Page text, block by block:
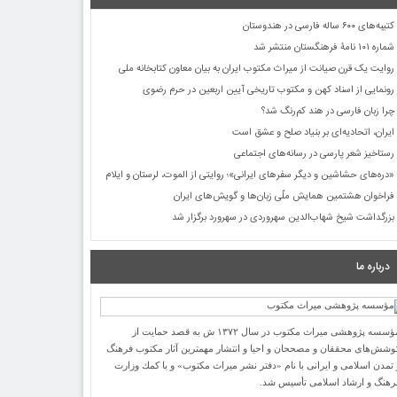
کتیبه‌های ۶۰۰ ساله فارسی در هندوستان
شماره ۱۰۱ نامۀ فرهنگستان منتشر شد
روایت یک قرن صیانت از میراث مکتوب ایران به بیان معاون کتابخانه ملی
رونمایی از اسناد کهن و مکتوب تاریخی آیین اربعین در حرم رضوی
چرا زبان فارسی در هند کم‌رنگ شد؟
ایران، اتحادیه‌ای بر بنیاد صلح و عشق است
رستاخیز شعر پارسی در رسانه‌های اجتماعی
«دره‌های حشاشین و دیگر سفرهای ایرانی»؛ روایتی از الموت، لرستان و ایلام
فراخوان هشتمین همایش ملّی زبان‌ها و گویش‌های ایران
بزرگداشت شیخ شهاب‌الدین سهروردی در سهرورد برگزار شد
درباره ما
مؤسسه پژوهشی میراث مكتوب در سال ۱۳۷۲ ش به قصد حمایت از
محققان و مصححان و احیا و انتشار مهمترین آثار مكتوب فرهنگ
تمدن اسلامی و ایرانی با نام «دفتر نشر میراث مكتوب» و با كمك وزارت
و ارشاد اسلامی تأسیس شد.